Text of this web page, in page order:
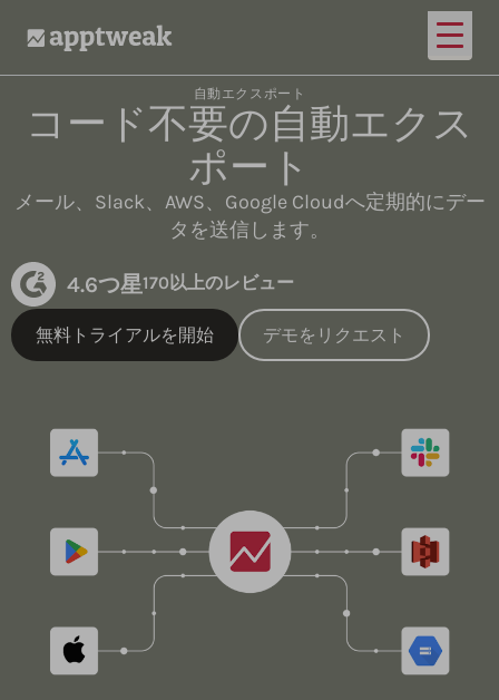
メイ
自動エクスポート
コード不要の自動エクス
ポート
メール、Slack、AWS、Google Cloudへ定期的にデー
タを送信します。
4.6つ星170以上のレビュー
無料トライアルを開始 デモをリクエスト